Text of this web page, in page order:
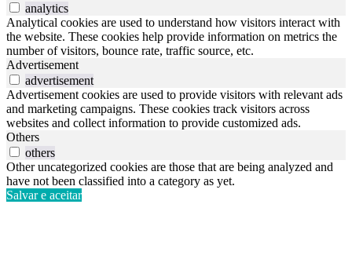
analytics
Analytical cookies are used to understand how visitors interact with
the website. These cookies help provide information on metrics the
number of visitors, bounce rate, traffic source, etc.
Advertisement
advertisement
Advertisement cookies are used to provide visitors with relevant ads
and marketing campaigns. These cookies track visitors across
websites and collect information to provide customized ads.
Others
others
Other uncategorized cookies are those that are being analyzed and
have not been classified into a category as yet.
Salvar e aceitar